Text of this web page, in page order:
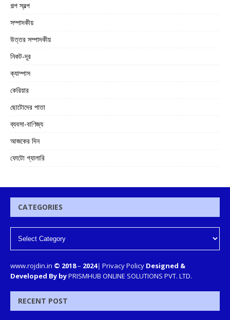
গল্প স্বল্প
সম্পাদকীয়
উত্তর সম্পাদকীয়
নিকট-দূর
ক্যাম্পাস
কেরিয়ার
ছোটোদের পাতা
ব্যবসা-বাণিজ্য
আজকের দিন
ফোটো গ্যালারি
CATEGORIES
www.rojdin.in © 2018– 2024| Privacy Policy Designed &
Developed By byPRISMHUB ONLINE SOLUTIONS PVT. LTD.
RECENT POST